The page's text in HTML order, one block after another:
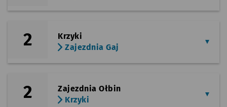
2
Krzyki
Zajezdnia Gaj
2
Zajezdnia Ołbin
Krzyki